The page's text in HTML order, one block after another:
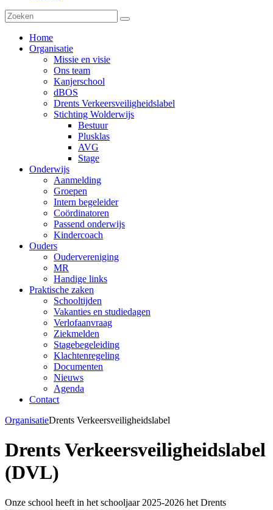
Home
Organisatie
Missie en visie
Ons team
Kanjerschool
dBOS
Drents Verkeersveiligheidslabel
Stichting Wolderwijs
Bestuur
Plusklas
AVG
Stage
Onderwijs
Aanmelding
Groepen
Intern begeleider
Coördinatoren
Passend onderwijs
Kindercoach
Ouders
Oudervereniging
MR
Handige links
Praktische zaken
Schooltijden
Vakanties en studiedagen
Verlofaanvraag
Ziekmelden
Stagebegeleiding
Klachtenregeling
Documenten
Nieuws
Agenda
Contact
OrganisatieDrents Verkeersveiligheidslabel
Drents Verkeersveiligheidslabel
(DVL)
Onze school heeft in het schooljaar 2025-2026 het Drents